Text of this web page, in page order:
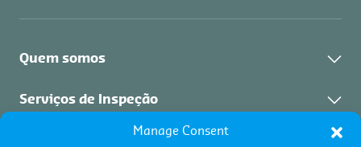
Manage Consent
Quem somos
Quem somos
Serviços de Inspeção
Serviços de certificação